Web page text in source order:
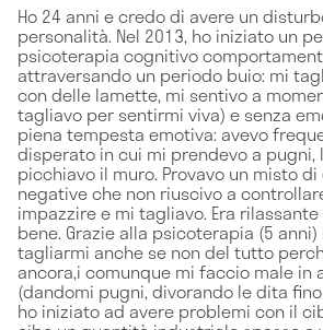
Ho 24 anni e credo di avere un
personalità. Nel 2013, ho iniziato un
psicoterapia cognitivo
attraversando un periodo buio: mi
con delle lamette, mi sentivo a
tagliavo per sentirmi viva) e senza
piena tempesta emotiva: avevo
disperato in cui mi prendevo a
picchiavo il muro. Provavo un misto
negative che non riuscivo a
impazzire e mi tagliavo. Era
bene. Grazie alla psicoterapia (5
tagliarmi anche se non del tutto
ancora,i comunque mi faccio male in
(dandomi pugni, divorando le dita
ho iniziato ad avere problemi con il